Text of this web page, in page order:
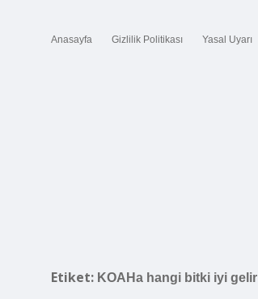
Anasayfa Gizlilik Politikası Yasal Uyarı
Etiket: KOAHa hangi bitki iyi gelir